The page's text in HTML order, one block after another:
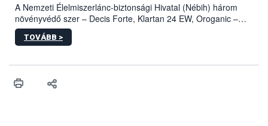
A Nemzeti Élelmiszerlánc-biztonsági Hivatal (Nébih) három
növényvédő szer – Decis Forte, Klartan 24 EW, Oroganic –
engedélyokiratát módosította, így azok a szüretet követően,
egészen a vesszőérettség (BBCH 91) stádiumáig
érésű szőlőkben is legyen lehetőség a károsító elleni további
felhasználók számára is elérhető és ökológiai termesztésben is
TOVÁBB >